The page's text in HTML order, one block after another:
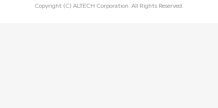
Copyright (C) ALTECH Corporation. All Rights Reserved.